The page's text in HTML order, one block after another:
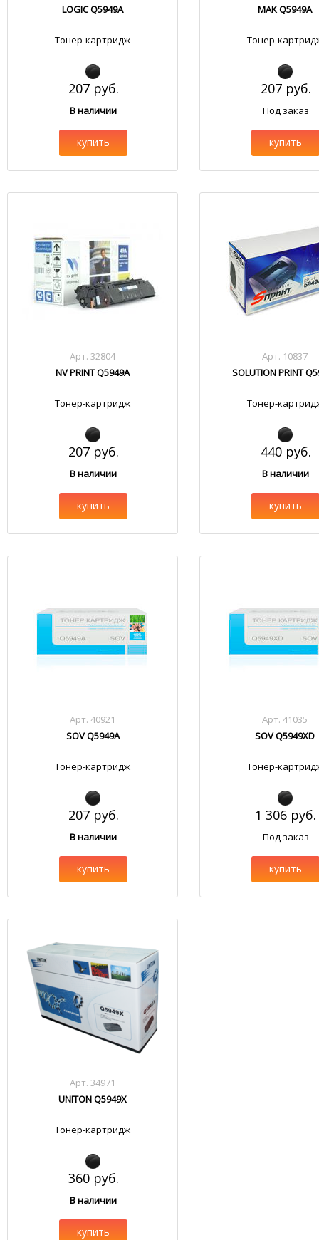
LOGIC Q5949A
Тонер-картридж
207 руб.
В наличии
купить
MAK Q5949A
Тонер-
207 руб.
Под заказ
купить
Арт. 32804
NV PRINT Q5949A
Тонер-картридж
207 руб.
В наличии
купить
Арт. 10837
SOLUTION PRINT
Тонер-
440 руб.
В наличии
купить
Арт. 40921
SOV Q5949A
Тонер-картридж
207 руб.
В наличии
купить
Арт. 41035
SOV Q5949XD
Тонер-
1 306 руб.
Под заказ
купить
Арт. 34971
UNITON Q5949X
Тонер-картридж
360 руб.
В наличии
купить